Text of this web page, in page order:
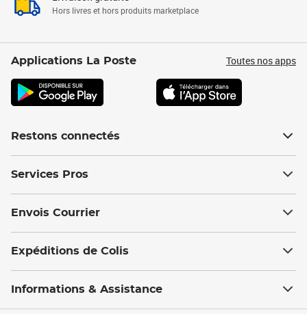
Hors livres et hors produits marketplace
Applications La Poste Toutes nos apps
Restons connectés
Services Pros
Envois Courrier
Expéditions de Colis
Informations & Assistance